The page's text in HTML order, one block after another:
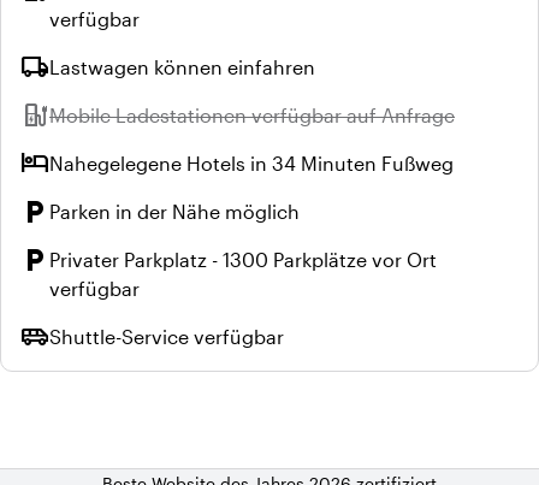
verfügbar
local_shippingLastwagen können einfahren
ev_stationNicht verfügbar:
Mobile Ladestationen verfügbar auf Anfrage
hotelNahegelegene Hotels in 34 Minuten Fußweg
local_parking Parken in der Nähe möglich
local_parking Privater Parkplatz - 1300 Parkplätze vor Ort
verfügbar
airport_shuttleShuttle-Service verfügbar